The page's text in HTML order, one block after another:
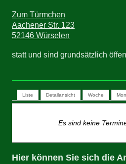
Zum Türmchen
Aachener Str. 123
52146 Würselen
statt und sind grundsätzlich
Liste Detailansicht Woche
Es sind keine
Hier können Sie sich die